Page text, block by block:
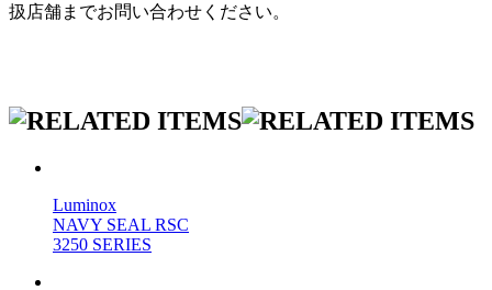
扱店舗までお問い合わせください。
Luminox
NAVY SEAL RSC
3250 SERIES